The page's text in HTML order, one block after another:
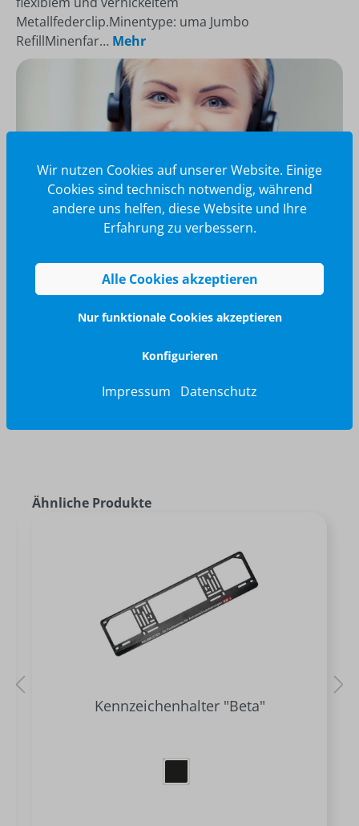
Metallfederclip.Minentype: uma Jumbo
RefillMinenfar… Mehr
Wir glänzen für Sie
040 / 570 18 25 70
info@brilliant-promotion.com
Jetzt anfragen
Ähnliche Produkte
Kennzeichenhalter "Beta"
Wir nutzen Cookies auf unserer Website. Einige
Cookies sind technisch notwendig, während
andere uns helfen, diese Website und Ihre
Erfahrung zu verbessern.
Alle Cookies akzeptieren
Nur funktionale Cookies akzeptieren
Konfigurieren
Impressum Datenschutz